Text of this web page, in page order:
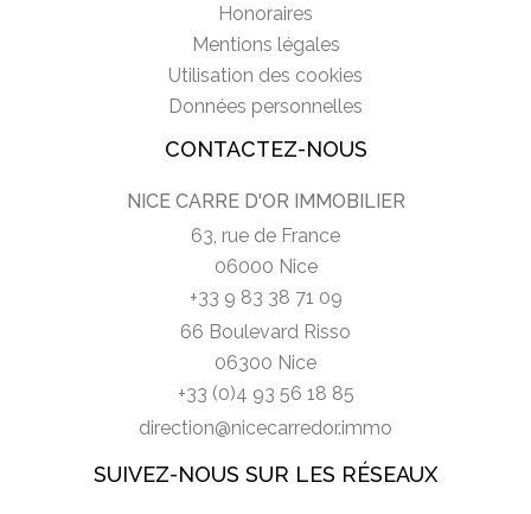
Honoraires
Mentions légales
Utilisation des cookies
Données personnelles
CONTACTEZ-NOUS
NICE CARRE D'OR IMMOBILIER
63, rue de France
06000 Nice
+33 9 83 38 71 09
66 Boulevard Risso
06300 Nice
+33 (0)4 93 56 18 85
direction@nicecarredor.immo
SUIVEZ-NOUS SUR LES RÉSEAUX